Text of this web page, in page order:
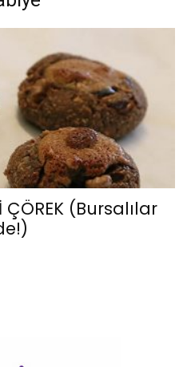
ÇÖREK (Bursalılar